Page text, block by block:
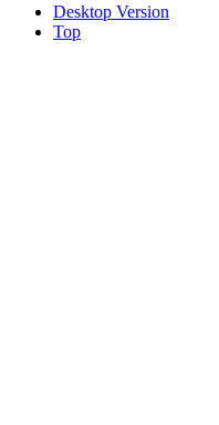
Desktop Version
Top